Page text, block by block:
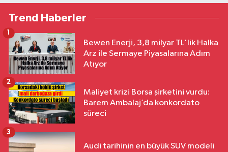
Trend Haberler
Bewen Enerji, 3,8 milyar TL'lik Halka
Arz ile Sermaye Piyasalarına Adım
Atıyor
1
Maliyet krizi Borsa şirketini vurdu:
Barem Ambalaj’da konkordato
süreci
2
Audi tarihinin en büyük SUV modeli
3